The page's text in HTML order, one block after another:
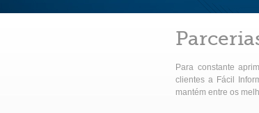
Para constante
clientes a Fácil
mantém entre os